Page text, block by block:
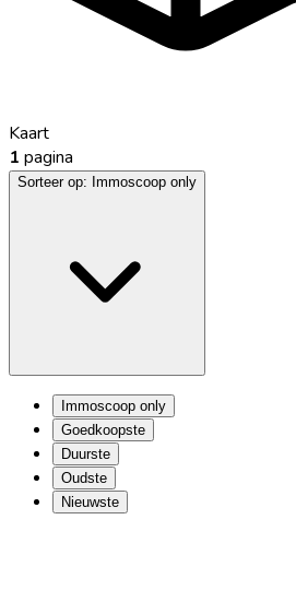
Kaart
1 pagina
Sorteer op: Immoscoop only
Immoscoop only
Goedkoopste
Duurste
Oudste
Nieuwste